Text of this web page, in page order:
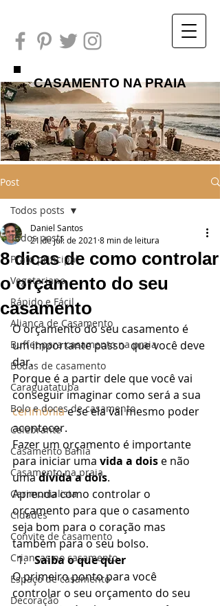
CASAMENTO NA PRAIA
Post
Todos posts
Prato principal
Vegetariano
Rápido e Fácil
Aliança de Casamento
Buffet para casamento na praia
Bodas de casamento
Caraguatatuba
Bolo e doces de casamento
Celebrante
Casamento Bahia
Casamento na praia
Cerimonialista
Cidades
Convite de casamento
Crianças no casamento
Espaço de casamento
Decoração
Todos posts
8 dicas de como controlar
o orçamento do seu
casamento
Daniel Santos
21 de jul. de 2021 8 min de leitura
O orçamento do seu casamento é
um importante passo  que você deve
dar.
Porque é a partir dele que você vai
conseguir imaginar como será a sua
cerimônia e se ela vai mesmo poder
acontecer.
Fazer um orçamento é importante
para iniciar uma vida a dois e não
uma dívida a dois.
Aprenda como controlar o
orçamento para que o casamento
seja bom para o coração mas
também para o seu bolso.
Saiba o que quer
O primeiro ponto para você
controlar o seu orçamento do seu